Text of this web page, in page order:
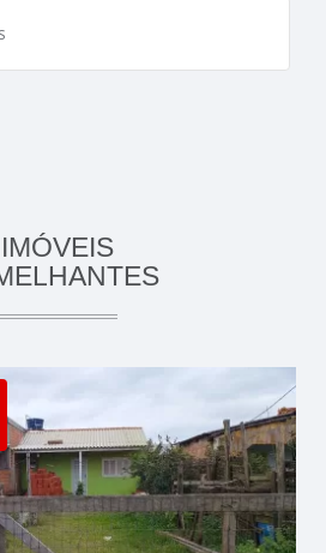
IMÓVEIS